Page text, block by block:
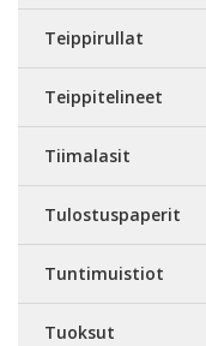
Teippirullat
Teippitelineet
Tiimalasit
Tulostuspaperit
Tuntimuistiot
Tuoksut